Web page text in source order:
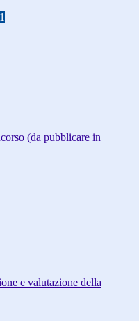
1
(da pubblicare in
e valutazione della